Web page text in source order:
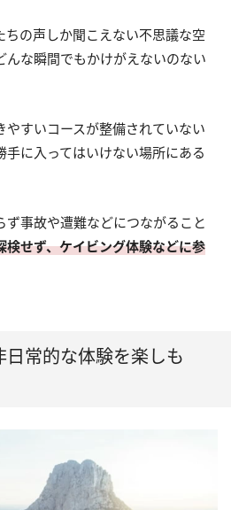
ちの声しか聞こえない不思議な空
んな瞬間でもかけがえないのない
やすいコースが整備されていない
に入ってはいけない場所にある
ず事故や遭難などにつながること
検せず、ケイビング体験などに参
常的な体験を楽しも